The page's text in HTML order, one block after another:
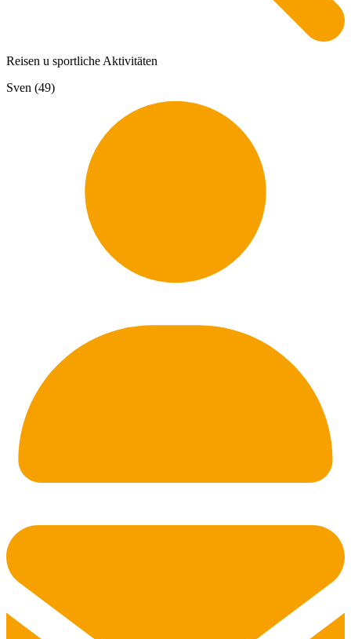
Reisen u sportliche Aktivitäten
Sven (49)